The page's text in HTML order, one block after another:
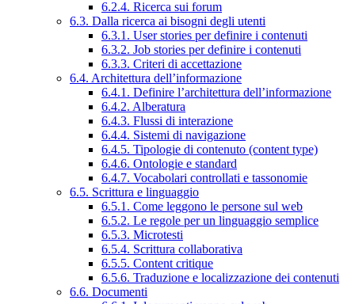
6.2.4. Ricerca sui forum
6.3. Dalla ricerca ai bisogni degli utenti
6.3.1. User stories per definire i contenuti
6.3.2. Job stories per definire i contenuti
6.3.3. Criteri di accettazione
6.4. Architettura dell’informazione
6.4.1. Definire l’architettura dell’informazione
6.4.2. Alberatura
6.4.3. Flussi di interazione
6.4.4. Sistemi di navigazione
6.4.5. Tipologie di contenuto (content type)
6.4.6. Ontologie e standard
6.4.7. Vocabolari controllati e tassonomie
6.5. Scrittura e linguaggio
6.5.1. Come leggono le persone sul web
6.5.2. Le regole per un linguaggio semplice
6.5.3. Microtesti
6.5.4. Scrittura collaborativa
6.5.5. Content critique
6.5.6. Traduzione e localizzazione dei contenuti
6.6. Documenti